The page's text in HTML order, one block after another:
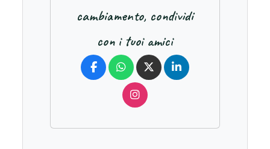
cambiamento, condividi
con i tuoi amici